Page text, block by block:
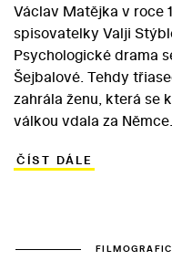
Václav Matějka v roce
spisovatelky Valji
Psychologické drama
Šejbalové. Tehdy
zahrála ženu, která se
válkou vdala za
vlasti, nenachází tady
to znamená bolestný
ČÍST DÁLE